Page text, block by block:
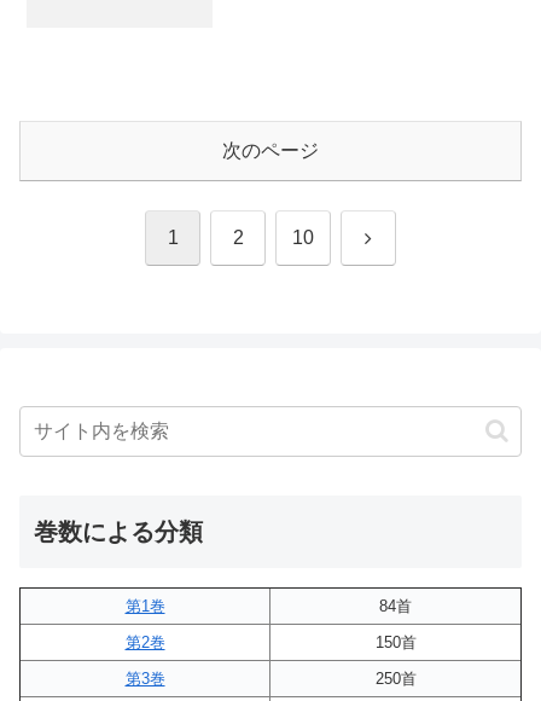
次のページ
1 2 10 次
巻数による分類
第1巻
84首
第2巻
150首
第3巻
250首